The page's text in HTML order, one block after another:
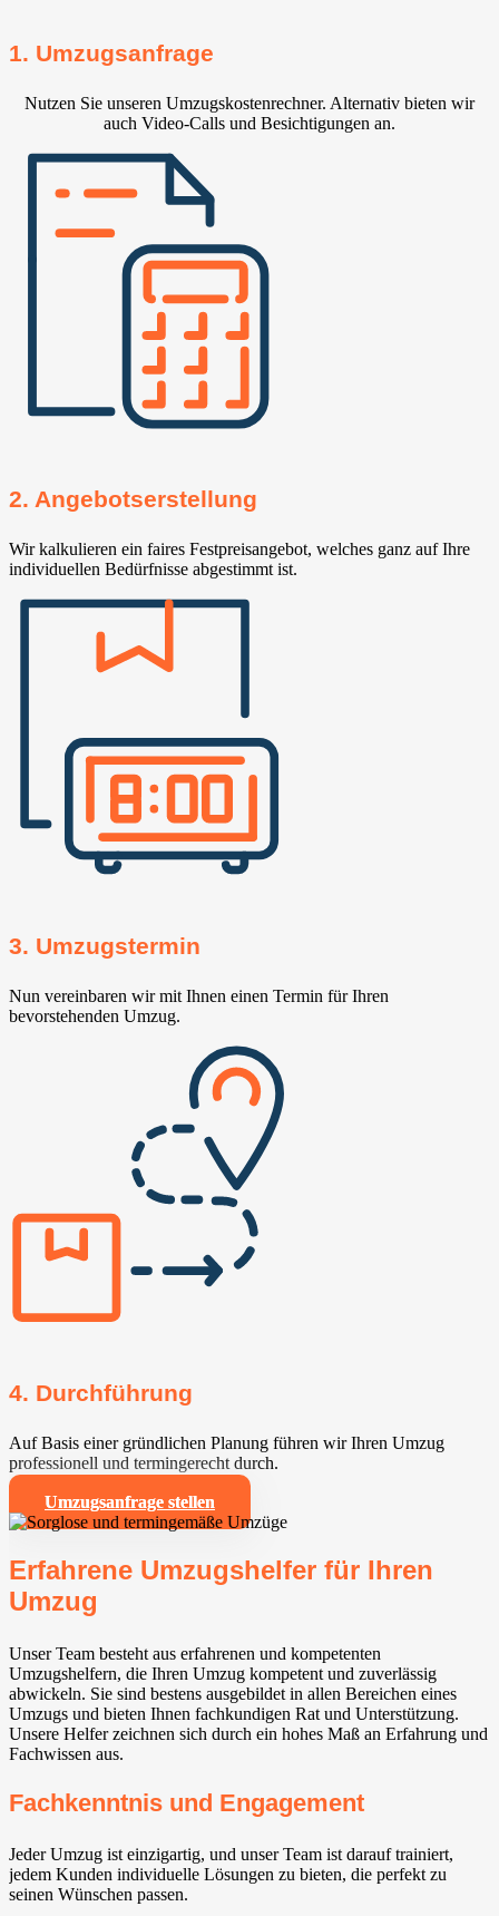
1. Umzugsanfrage
Nutzen Sie unseren Umzugskostenrechner. Alternativ bieten wir
auch Video-Calls und Besichtigungen an.
2. Angebotserstellung
Wir kalkulieren ein faires Festpreisangebot, welches ganz auf Ihre
individuellen Bedürfnisse abgestimmt ist.
3. Umzugstermin
Nun vereinbaren wir mit Ihnen einen Termin für Ihren
bevorstehenden Umzug.
4. Durchführung
Auf Basis einer gründlichen Planung führen wir Ihren Umzug
professionell und termingerecht durch.
Umzugsanfrage stellen
Erfahrene Umzugshelfer für Ihren
Umzug
Unser Team besteht aus erfahrenen und kompetenten
Umzugshelfern, die Ihren Umzug kompetent und zuverlässig
abwickeln. Sie sind bestens ausgebildet in allen Bereichen eines
Umzugs und bieten Ihnen fachkundigen Rat und Unterstützung.
Unsere Helfer zeichnen sich durch ein hohes Maß an Erfahrung und
Fachwissen aus.
Fachkenntnis und Engagement
Jeder Umzug ist einzigartig, und unser Team ist darauf trainiert,
jedem Kunden individuelle Lösungen zu bieten, die perfekt zu
seinen Wünschen passen.